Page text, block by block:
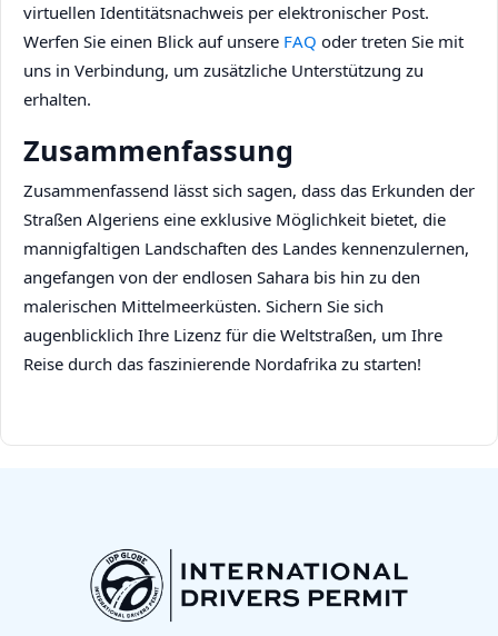
virtuellen Identitätsnachweis per elektronischer Post.
Werfen Sie einen Blick auf unsere FAQ oder treten Sie mit
uns in Verbindung, um zusätzliche Unterstützung zu
erhalten.
Zusammenfassung
Zusammenfassend lässt sich sagen, dass das Erkunden der
Straßen Algeriens eine exklusive Möglichkeit bietet, die
mannigfaltigen Landschaften des Landes kennenzulernen,
angefangen von der endlosen Sahara bis hin zu den
malerischen Mittelmeerküsten. Sichern Sie sich
augenblicklich Ihre Lizenz für die Weltstraßen, um Ihre
Reise durch das faszinierende Nordafrika zu starten!